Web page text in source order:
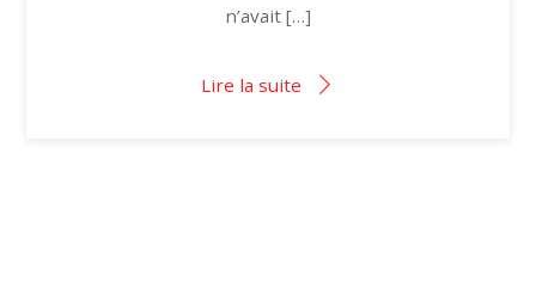
n’avait […]
Lire la suite